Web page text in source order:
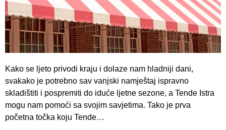
Kako se ljeto privodi kraju i dolaze nam hladniji dani,
svakako je potrebno sav vanjski namještaj ispravno
skladištiti i pospremiti do iduće ljetne sezone, a Tende Istra
mogu nam pomoći sa svojim savjetima. Tako je prva
početna točka koju Tende…